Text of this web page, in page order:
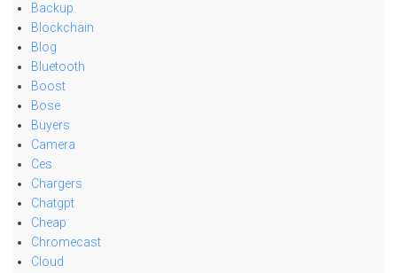
Backup
Blockchain
Blog
Bluetooth
Boost
Bose
Buyers
Camera
Ces
Chargers
Chatgpt
Cheap
Chromecast
Cloud